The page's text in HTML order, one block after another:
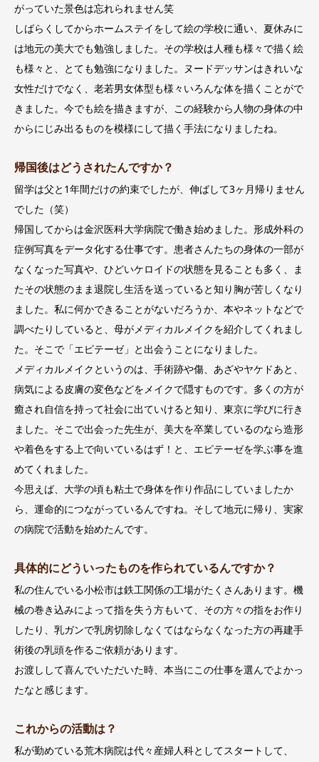
がっていた景色は忘れられません笑
しばらくしてからホームステイをして絵の学校に通い、夏休みに
は地元の美大でも勉強しました。その学校は人種も様々で描く絵
も様々と、とても勉強になりました。ヌードデッサンはきれいな
女性だけでなく、老若男女体型も様々いろんな体を描くことがで
きました。今でも絵を描きますが、この経験から人物の身体の中
からにじみ出るものを模様にして描く手法になりましたね。
帰国後はどうされたんですか？
留学は父と1年間だけの約束でしたが、伸ばして3ヶ月帰りません
でした（笑）
帰国してからは金沢医科大学病院で働き始めました。形成外科の
症例写真をデータ化する仕事です。患者さんたちの身体の一部が
なくなった写真や、ひどいケロイドの状態を見ることも多く、ま
たその状態のまま退院し生活を送っていると知り胸が苦しくなり
ました。私に何かできることがないだろうか、本やネットなどで
調べたりしていると、母がメディカルメイクを紹介してくれまし
た。そこで「エピテーゼ」と出会うことになりました。
メディカルメイクというのは、手術跡や傷、あざやヤケドあと、
病気による皮膚の変色などをメイクで隠すものです。多くの方が
癒され自信を持って社会に出ていけると知り、東京に学びに行き
ました。そこで出会った先生が、美大を卒業しているのなら造形
や着色をする上で向いているはず！と、エピテーゼを学ぶ事を進
めてくれました。
今思えば、大学の頃も粘土で身体を作り作品にしていましたか
ら、運命的につながっているんですね。そして地元に帰り、実家
の病院で活動を始めたんです。
具体的にどういったものを作られているんですか？
私の住んでいる小松市は鉄工関係の工場がたくさんあります。機
械の巻き込みによって指を失う方もいて、その方々の指をお作り
したり、乳ガンで乳房切除しなくてはならなくなった方の再建手
術後の乳頭を作るご依頼があります。
お渡しして喜んでいただいた時、本当にこの仕事を選んでよかっ
たなと感じます。
これからの活動は？
私が勤めている荒木病院は代々産婦人科としてスタートして、